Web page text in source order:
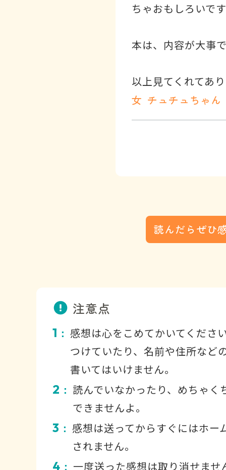
ちゃおもしろいで
本は、内容が大事
以上見てくれてあ
女 チュチュちゃん
読んだらぜひ
注意点
1 ： 感想は心をこめてかいてくださ
つけていたり、名前や住所など
書いてはいけません。
2 ： 読んでいなかったり、めちゃく
できませんよ。
3 ： 感想は送ってからすぐにはホー
されません。
4 ： 一度送った感想は取り消せませ